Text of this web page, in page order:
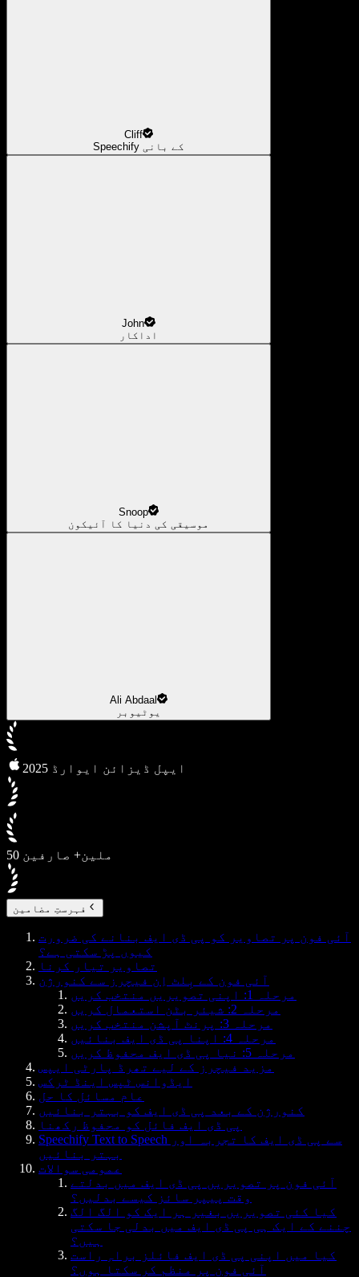
Cliff
Speechify کے بانی
John
اداکار
Snoop
موسیقی کی دنیا کا آئیکون
Ali Abdaal
یوٹیوبر
2025 ایپل ڈیزائن ایوارڈ
50 ملین+ صارفین
فہرستِ مضامین
آئی فون پر تصاویر کو پی ڈی ایف بنانے کی ضرورت
کیوں پڑ سکتی ہے؟
تصاویر تیار کرنا
آئی فون کے بِلٹ اِن فیچرز سے کنورژن
مرحلہ 1: اپنی تصویریں منتخب کریں
مرحلہ 2: شیئر بٹن استعمال کریں
مرحلہ 3: پرنٹ آپشن منتخب کریں
مرحلہ 4: اپنا پی ڈی ایف بنائیں
مرحلہ 5: نیا پی ڈی ایف محفوظ کریں
مزید فیچرز کے لیے تھرڈ پارٹی ایپس
ایڈوانس ٹپس اینڈ ٹرکس
عام مسائل کا حل
کنورژن کے بعد پی ڈی ایف کو بہتر بنائیں
پی ڈی ایف فائل کو محفوظ رکھنا
Speechify Text to Speech سے پی ڈی ایف کا تجربہ اور
بہتر بنائیں
عمومی سوالات
آئی فون پر تصویریں پی ڈی ایف میں بدلتے
وقت پیپر سائز کیسے بدلیں؟
کیا کئی تصویریں بغیر ہر ایک کو الگ الگ
چننے کے ایک ہی پی ڈی ایف میں بدلی جا سکتی
ہیں؟
کیا میں اپنی پی ڈی ایف فائلز براہِ راست
آئی فون پر منظم کر سکتا ہوں؟